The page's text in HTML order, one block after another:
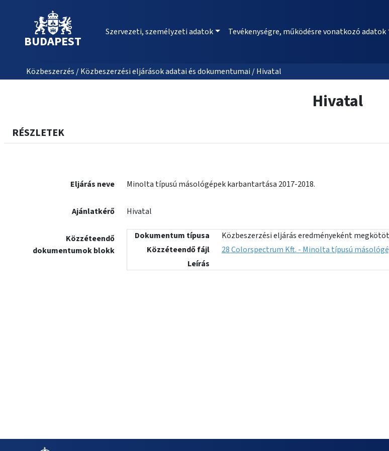
BUDAPEST
Szervezeti, személyzeti adatok Tevékenységre, működésre vonatkozó adatok
Közbeszerzés / Közbeszerzési eljárások adatai és dokumentumai / Hivatal
Hivatal
RÉSZLETEK
Eljárás neve
Minolta típusú másológépek karbantartása 2017-2018.
Ajánlatkérő Hivatal
Közzéteendő
dokumentumok blokk
Dokumentum típusa
Közbeszerzési eljárás eredményeként
Közzéteendő fájl
28 Colorspectrum Kft. - Minolta típusú
Leírás